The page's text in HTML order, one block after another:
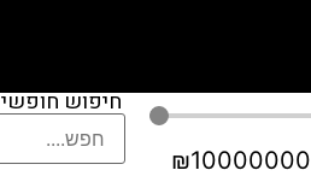
₪10000000
חיפוש חופשי